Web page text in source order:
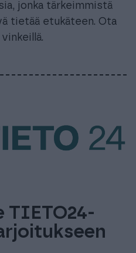
jonka tärkeimmistä
tietää etukäteen. Ota
TIETO24-